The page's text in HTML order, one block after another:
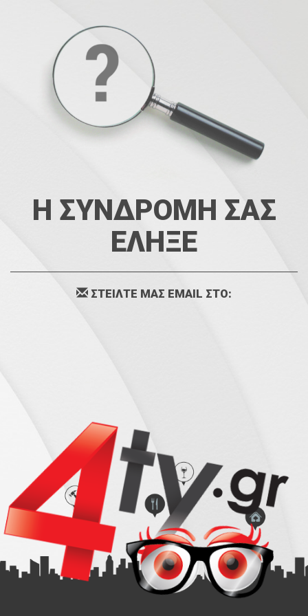
Η ΣΥΝΔΡΟΜΗ ΣΑΣ
ΕΛΗΞΕ
ΣΤΕΙΛΤΕ ΜΑΣ EMAIL ΣΤΟ: